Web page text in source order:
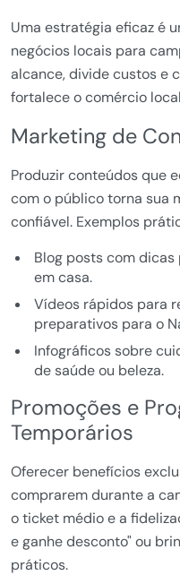
Uma estratégia eficaz é
negócios locais para
alcance, divide custos e
fortalece o comércio
Marketing de
Produzir conteúdos que
com o público torna sua
confiável. Exemplos
Blog posts com
em casa.
Vídeos rápidos para
preparativos para o
Infográficos sobre
de saúde ou beleza.
Promoções e
Temporários
Oferecer benefícios
comprarem durante a
o ticket médio e a
e ganhe desconto" ou
práticos.